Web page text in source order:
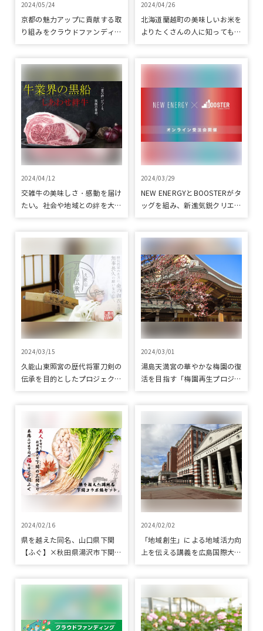
2024/05/24
京都の魅力アップに貢献する取
り組みをクラウドファンディン
2024/04/26
北海道蘭越町の美味しいお米を
よりたくさんの人に知ってもら
クラウドファンディングで応援
2024/04/12
交雑牛の美味しさ・感動を届け
たい。社会や地域との絆を大切
ァンディングで応援
2024/03/29
NEW ENERGYとBOOSTERがタ
ッグを組み、新進気鋭クリエイ
2024/03/15
久能山東照宮の歴代将軍刀剣の
伝承を目的としたプロジェクト
2024/03/01
湯島天満宮の華やかな梅園の復
活を目指す「梅園再生プロジェ
2024/02/16
県を越えた同名、山口県下関
【ふぐ】×秋田県湯沢市下関
で応援いたしました
2024/02/02
「地域創生」による地域活力向
上を伝える講義を広島国際大学